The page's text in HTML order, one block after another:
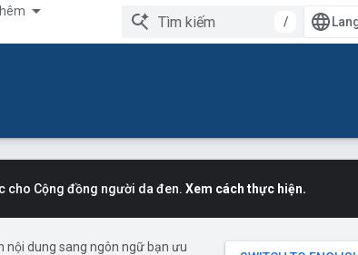
/
cho Cộng đồng người da đen. Xem cách thực hiện.
nội dung sang ngôn ngữ bạn ưu